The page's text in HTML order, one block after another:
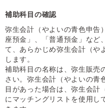
補助科目の確認
弥生会計（やよいの青色申告
座預金」、「普通預金」など
て、あらかじめ弥生会計（や
します。
補助科目の名称は、弥生販売
さい。弥生会計（やよいの青
目があった場合は、弥生会計
にマッチングリストを使用し